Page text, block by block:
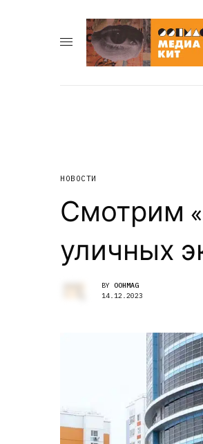
НОВОСТИ
Смотрим
уличных
BY OOHMAG
14.12.2023